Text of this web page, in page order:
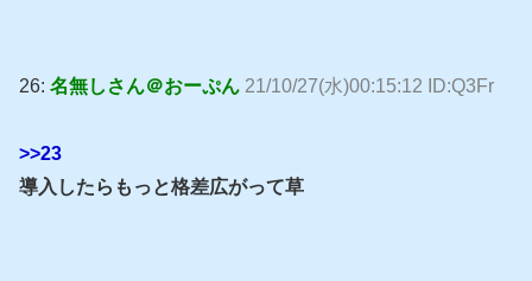
26: 名無しさん＠おーぷん 21/10/27(水)00:15:12 ID:Q3Fr
>>23
導入したらもっと格差広がって草